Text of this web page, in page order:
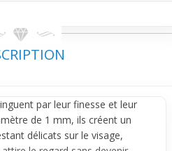
par leur finesse et leur
de 1 mm, ils créent un
délicats sur le visage,